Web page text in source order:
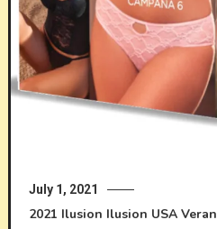
July 1, 2021
2021 Ilusion Ilusion USA